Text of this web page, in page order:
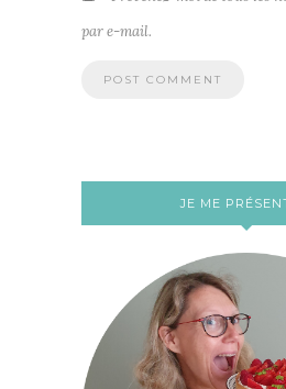
par e-mail.
JE ME